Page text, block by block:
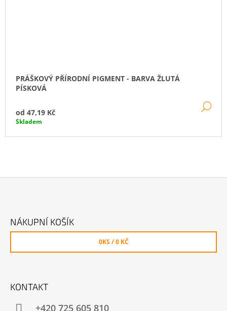
PRÁŠKOVÝ PŘÍRODNÍ PIGMENT - BARVA ŽLUTÁ
PÍSKOVÁ
od 47,19 Kč
Skladem
NÁKUPNÍ KOŠÍK
0KS /0 KČ
KONTAKT
+420 725 605 810